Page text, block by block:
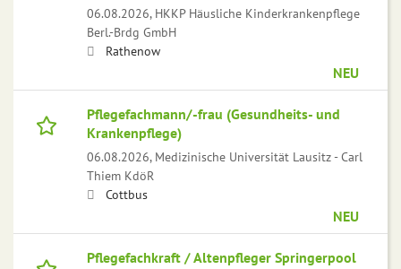
06.08.2026, HKKP Häusliche Kinderkrankenpflege
Berl.-Brdg GmbH
Rathenow
NEU
Pflegefachmann/-frau (Gesundheits- und
Krankenpflege)
06.08.2026, Medizinische Universität Lausitz - Carl
Thiem KdöR
Cottbus
NEU
Pflegefachkraft / Altenpfleger Springerpool